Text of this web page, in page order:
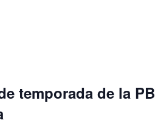
temporada de la PB